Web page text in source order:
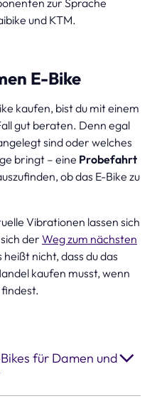
und KTM.
E-Bike
kaufen, bist du mit einem
gut beraten. Denn egal
sind oder welches
bringt – eine Probefahrt
ob das E-Bike zu
Vibrationen lassen sich
der Weg zum nächsten
nicht, dass du das
kaufen musst, wenn
für Damen und